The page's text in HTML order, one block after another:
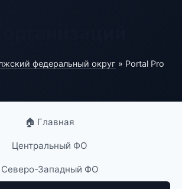
федеральный округ » Portal Pro
🏠 Главная
Центральный ФО
Северо-Западный ФО